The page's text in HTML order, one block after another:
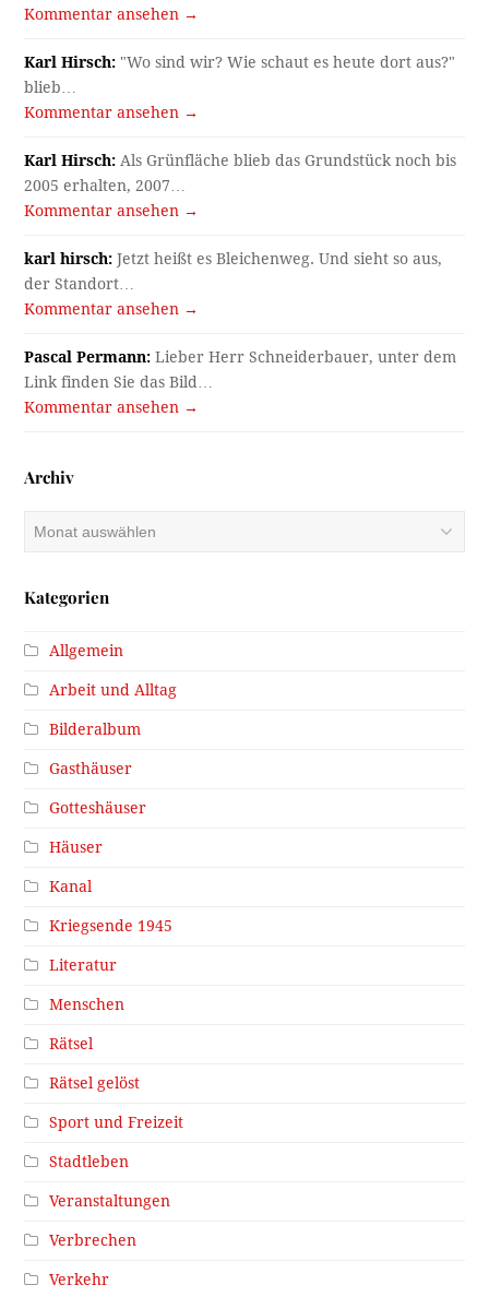
Kommentar ansehen →
Karl Hirsch: "Wo sind wir? Wie schaut es heute dort aus?"
blieb…
Kommentar ansehen →
Karl Hirsch: Als Grünfläche blieb das Grundstück noch bis
2005 erhalten, 2007…
Kommentar ansehen →
karl hirsch: Jetzt heißt es Bleichenweg. Und sieht so aus,
der Standort…
Kommentar ansehen →
Pascal Permann: Lieber Herr Schneiderbauer, unter dem
Link finden Sie das Bild…
Kommentar ansehen →
Archiv
Archiv
Kategorien
Allgemein
Arbeit und Alltag
Bilderalbum
Gasthäuser
Gotteshäuser
Häuser
Kanal
Kriegsende 1945
Literatur
Menschen
Rätsel
Rätsel gelöst
Sport und Freizeit
Stadtleben
Veranstaltungen
Verbrechen
Verkehr